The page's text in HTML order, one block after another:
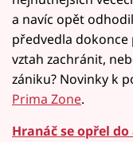
a navíc opět
předvedla dokonce
vztah zachránit,
zániku? Novinky k
Prima Zone.
Hranáč se opřel